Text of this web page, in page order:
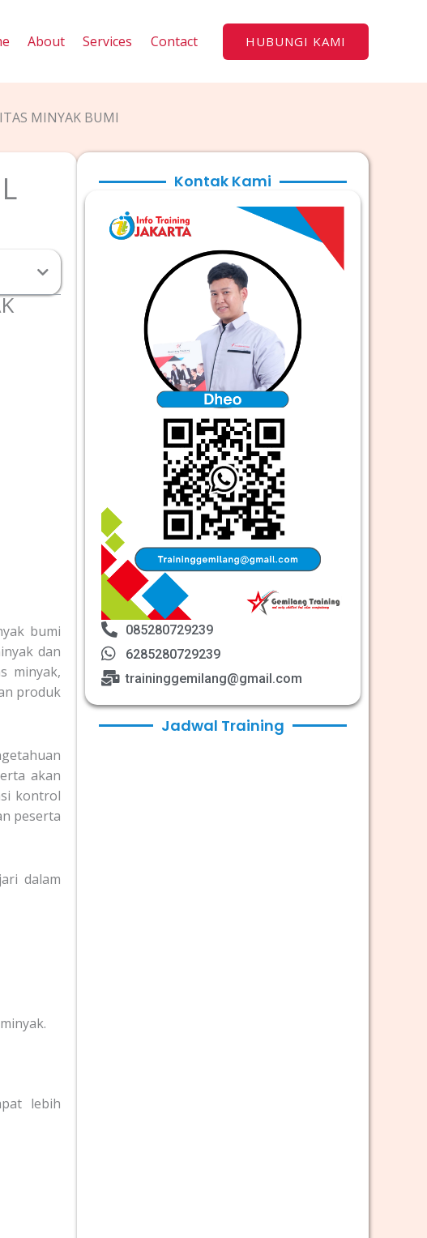
About Services Contact HUBUNGI KAMI
MINYAK BUMI
bumi
dan
minyak,
produk
akan
kontrol
peserta
dalam
lebih
Kontak Kami
085280729239
6285280729239
traininggemilang@gmail.com
Jadwal Training